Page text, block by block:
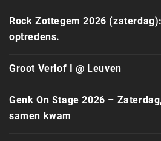
Rock Zottegem 2026
optredens.
Groot Verlof I @ Leuven
Genk On Stage 2026 –
samen kwam